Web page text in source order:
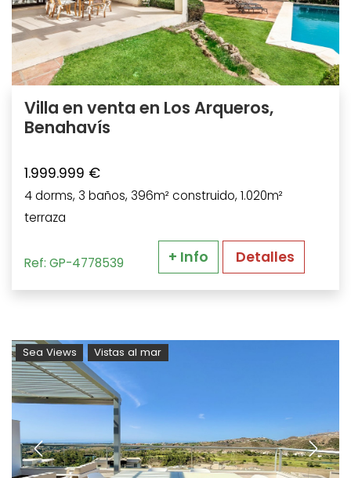
Villa en venta en Los Arqueros,
Benahavís
1.999.999 €
4 dorms, 3 baños, 396m² construido, 1.020m²
terraza
Ref: GP-4778539 + Info Detalles
Sea Views Vistas al mar